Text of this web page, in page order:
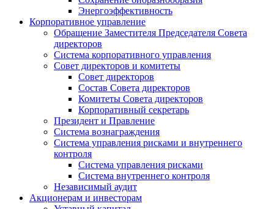
Энергоэффективность
Корпоративное управление
Обращение Заместителя Председателя Совета
директоров
Система корпоративного управления
Совет директоров и комитеты
Совет директоров
Состав Совета директоров
Комитеты Совета директоров
Корпоративный секретарь
Президент и Правление
Система вознаграждения
Система управления рисками и внутреннего
контроля
Система управления рисками
Система внутреннего контроля
Независимый аудит
Акционерам и инвесторам